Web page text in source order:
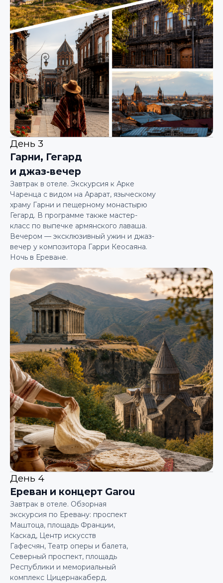
День 3
Гарни, Гегард
и джаз-вечер
Завтрак в отеле. Экскурсия к Арке
Чаренца с видом на Арарат, языческому
храму Гарни и пещерному монастырю
Гегард. В программе также мастер-
класс по выпечке армянского лаваша.
Вечером — эксклюзивный ужин и джаз-
вечер у композитора Гарри Кеосаяна.
Ночь в Ереване.
День 4
Ереван и концерт Garou
Завтрак в отеле. Обзорная
экскурсия по Еревану: проспект
Маштоца, площадь Франции,
Каскад, Центр искусств
Гафесчян, Театр оперы и балета,
Северный проспект, площадь
Республики и мемориальный
комплекс Цицернакаберд.